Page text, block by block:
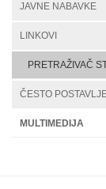
JAVNE NABAVKE
LINKOVI
PRETRAŽIVAČ
ČESTO
MULTIMEDIJA